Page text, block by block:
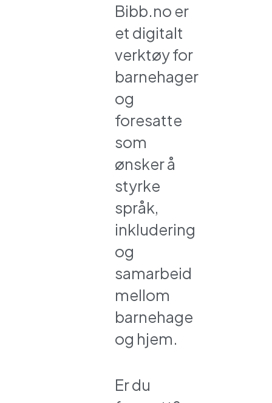
Bibb.no er
et digitalt
verktøy for
barnehager
og
foresatte
som
ønsker å
styrke
språk,
inkludering
og
samarbeid
mellom
barnehage
og hjem.
Er du